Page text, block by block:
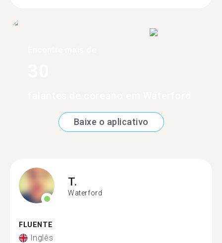
Baixe o aplicativo
T.
Waterford
FLUENTE
Inglês